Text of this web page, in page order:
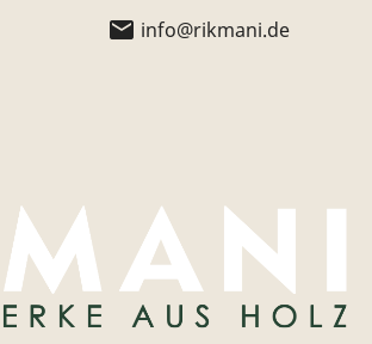
email info@rikmani.de